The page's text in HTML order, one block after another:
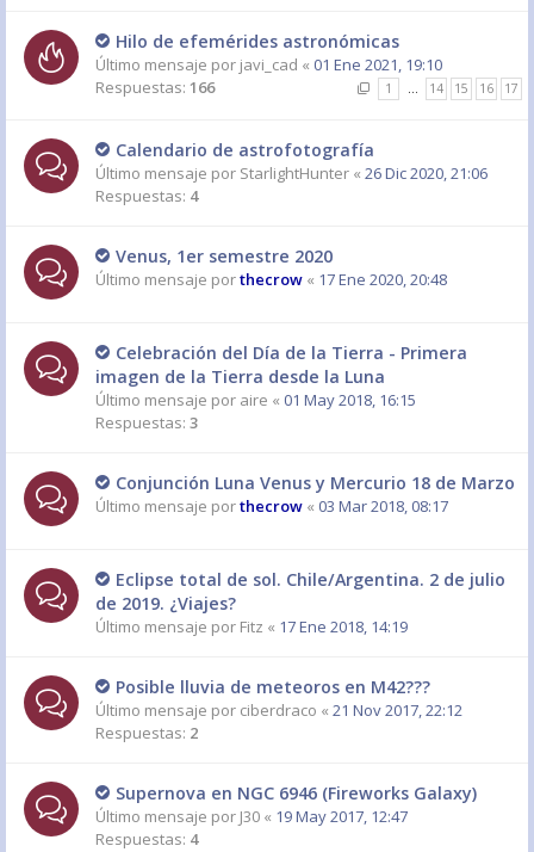
Hilo de efemérides astronómicas
Último mensaje por javi_cad « 01 Ene 2021, 19:10
Respuestas: 166 1 … 14 15 16 17
Calendario de astrofotografía
Último mensaje por StarlightHunter « 26 Dic 2020, 21:06
Respuestas: 4
Venus, 1er semestre 2020
Último mensaje porthecrow « 17 Ene 2020, 20:48
Celebración del Día de la Tierra - Primera
imagen de la Tierra desde la Luna
Último mensaje por aire « 01 May 2018, 16:15
Respuestas: 3
Conjunción Luna Venus y Mercurio 18 de Marzo
Último mensaje porthecrow « 03 Mar 2018, 08:17
Eclipse total de sol. Chile/Argentina. 2 de julio
de 2019. ¿Viajes?
Último mensaje por Fitz « 17 Ene 2018, 14:19
Posible lluvia de meteoros en M42???
Último mensaje por ciberdraco « 21 Nov 2017, 22:12
Respuestas: 2
Supernova en NGC 6946 (Fireworks Galaxy)
Último mensaje por J30 « 19 May 2017, 12:47
Respuestas: 4